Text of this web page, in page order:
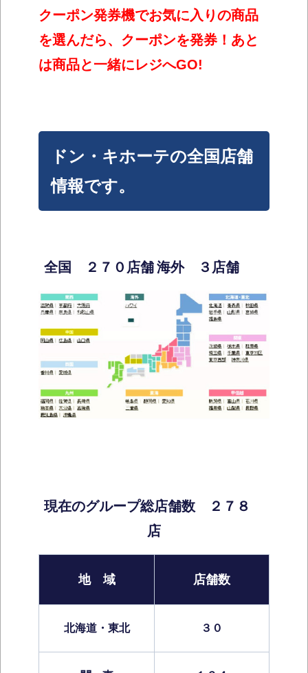
クーポン発券機でお気に入りの商品
を選んだら、クーポンを発券！あと
は商品と一緒にレジへGO!
ドン・キホーテの全国店舗
情報です。
全国 ２７０店舗海外 ３店舗
現在のグループ総店舗数 ２７８
店
地 域 店舗数
北海道・東北 ３０